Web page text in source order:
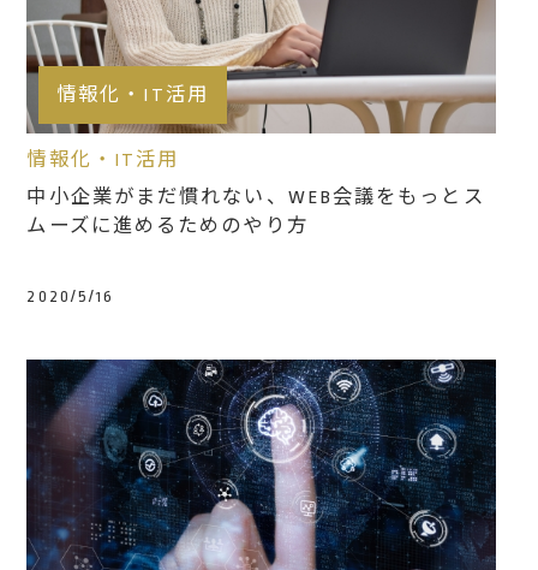
情報化・IT活用
情報化・IT活用
中小企業がまだ慣れない、WEB会議をもっとス
ムーズに進めるためのやり方
2020/5/16